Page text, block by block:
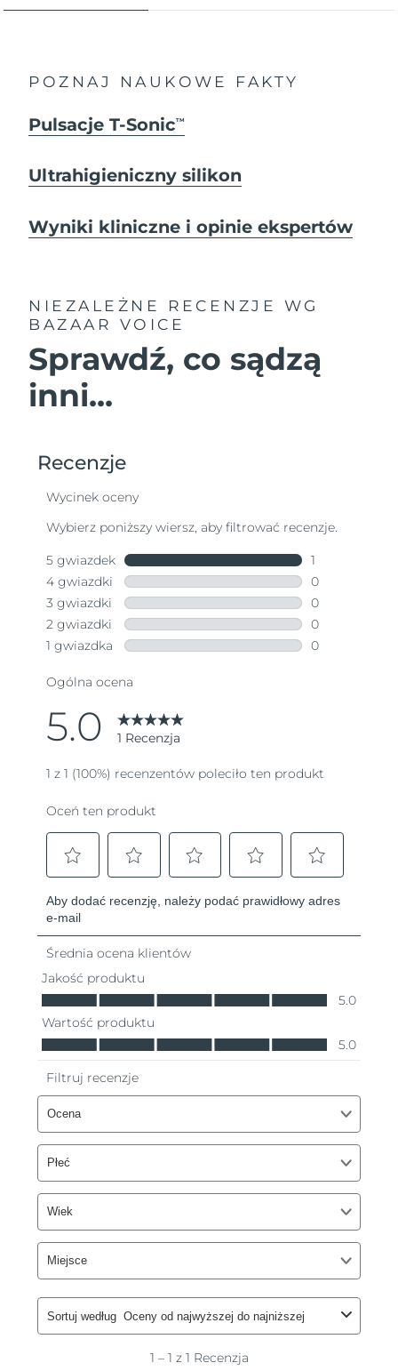
POZNAJ NAUKOWE FAKTY
Pulsacje T-SonicTM
Ultrahigieniczny silikon
Wyniki kliniczne i opinie ekspertów
NIEZALEŻNE RECENZJE
WG
BAZAAR VOICE
Sprawdź, co sądzą
inni...